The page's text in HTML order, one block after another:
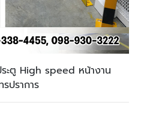
ะตู High speed หน้างาน
ปราการ